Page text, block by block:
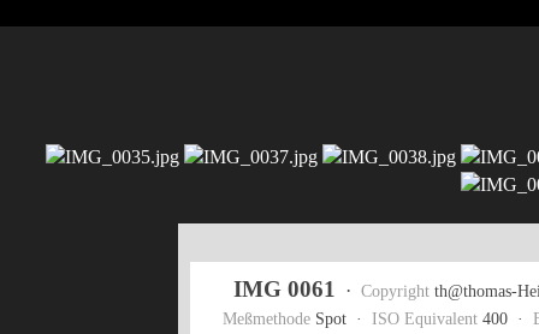
IMG 0061 · Copyrightth@thomas-
MeßmethodeSpot · ISO Equivalent400 ·